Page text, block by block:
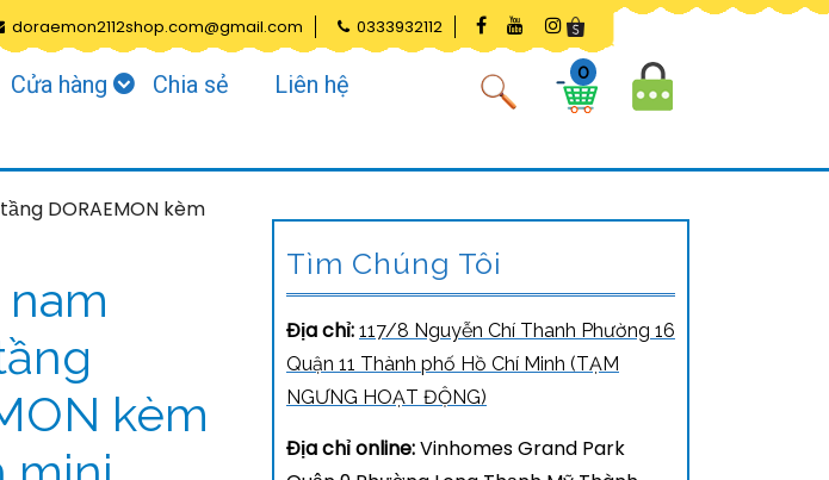
doraemon2112shop.com@gmail.com 0333932112
Cửa hàng Chia sẻ Liên hệ 0
DORAEMON kèm
kèm
Tìm Chúng Tôi
Địa chỉ: 117/8 Nguyễn Chí Thanh Phường 16
Quận 11 Thành phố Hồ Chí Minh (TẠM
NGƯNG HOẠT ĐỘNG)
Địa chỉ online:Vinhomes Grand Park